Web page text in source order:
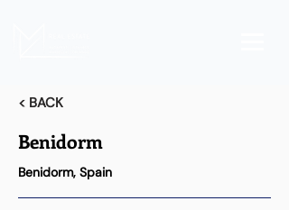
< BACK
Benidorm
Benidorm, Spain